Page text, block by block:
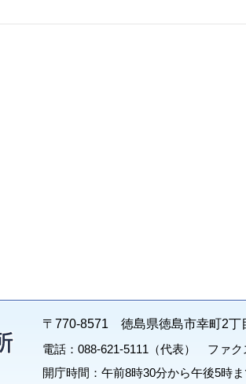
〒770-8571 徳島県徳島市幸町2丁
電話：088-621-5111（代表） ファク
開庁時間：午前8時30分から午後5時